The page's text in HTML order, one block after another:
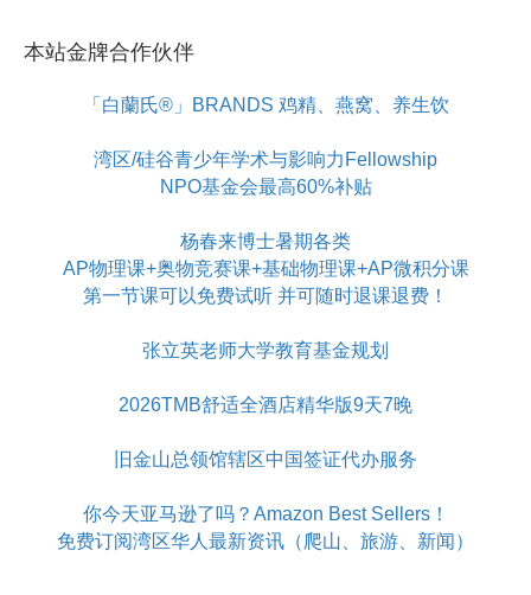
本站金牌合作伙伴
「白蘭氏®」BRANDS 鸡精、燕窝、养生饮
湾区/硅谷青少年学术与影响力Fellowship
NPO基金会最高60%补贴
杨春来博士暑期各类
AP物理课+奥物竞赛课+基础物理课+AP微积分课
第一节课可以免费试听 并可随时退课退费！
张立英老师大学教育基金规划
2026TMB舒适全酒店精华版9天7晚
旧金山总领馆辖区中国签证代办服务
你今天亚马逊了吗？Amazon Best Sellers！
免费订阅湾区华人最新资讯（爬山、旅游、新闻）